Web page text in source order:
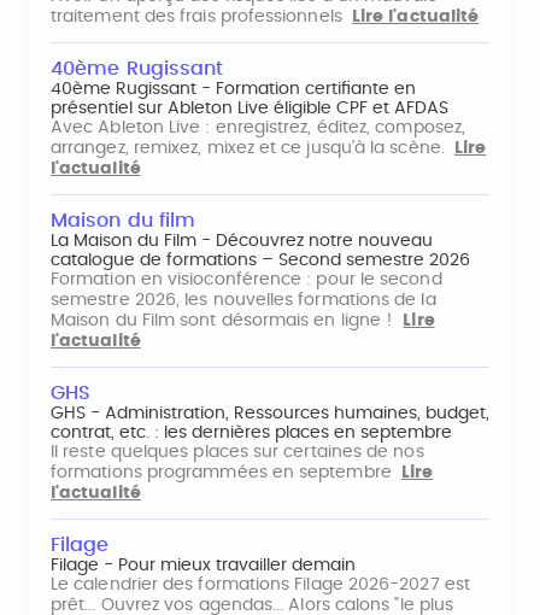
traitement des frais professionnels
Lire l'actualité
40ème Rugissant
40ème Rugissant - Formation certifiante en
présentiel sur Ableton Live éligible CPF et AFDAS
Avec Ableton Live : enregistrez, éditez, composez,
arrangez, remixez, mixez et ce jusqu'à la scène.
Lire
l'actualité
Maison du film
La Maison du Film - Découvrez notre nouveau
catalogue de formations – Second semestre 2026
Formation en visioconférence : pour le second
semestre 2026, les nouvelles formations de la
Maison du Film sont désormais en ligne !
Lire
l'actualité
GHS
GHS - Administration, Ressources humaines, budget,
contrat, etc. : les dernières places en septembre
Il reste quelques places sur certaines de nos
formations programmées en septembre
Lire
l'actualité
Filage
Filage - Pour mieux travailler demain
Le calendrier des formations Filage 2026-2027 est
prêt... Ouvrez vos agendas... Alors calons "le plus